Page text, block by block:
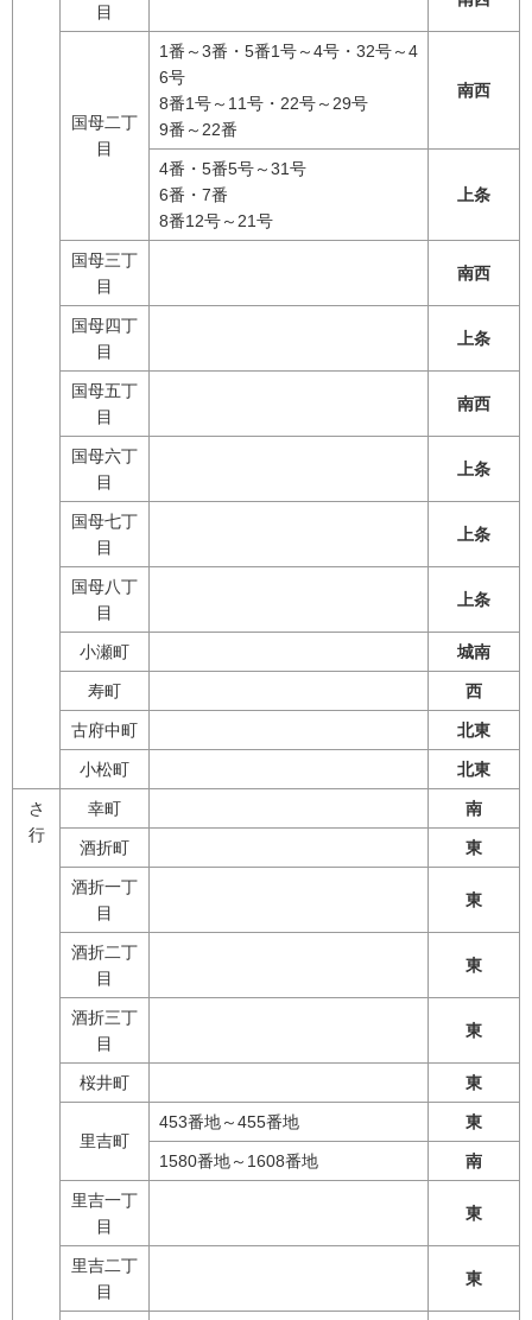
目
国母二丁
目
1番～3番・5番1号～4号・32号～4
6号
8番1号～11号・22号～29号
9番～22番
南西
4番・5番5号～31号
6番・7番
8番12号～21号
上条
国母三丁
目
南西
国母四丁
目
上条
国母五丁
目
南西
国母六丁
目
上条
国母七丁
目
上条
国母八丁
目
上条
小瀬町 城南
寿町 西
古府中町 北東
小松町 北東
さ
行
幸町 南
酒折町 東
酒折一丁
目
東
酒折二丁
目
東
酒折三丁
目
東
桜井町 東
里吉町
453番地～455番地 東
1580番地～1608番地 南
里吉一丁
目
東
里吉二丁
目
東